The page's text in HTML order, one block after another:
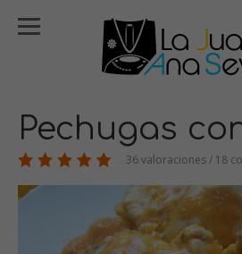
Pechugas
36 valoraciones / 18